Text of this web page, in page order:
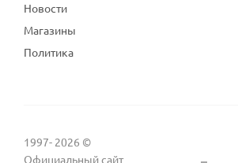
Новости
Магазины
Политика
1997- 2026 ©
Официальный сайт